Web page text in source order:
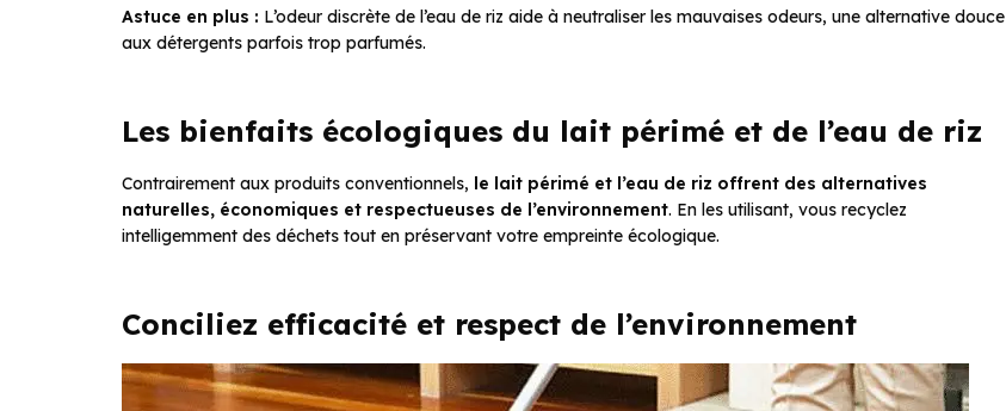
Astuce en plus : L’odeur discrète de l’eau de riz aide à neutraliser les mauvaises odeurs, une alternative douce
aux détergents parfois trop parfumés.
Les bienfaits écologiques du lait périmé et de l’eau de riz
Contrairement aux produits conventionnels, le lait périmé et l’eau de riz offrent des alternatives
naturelles, économiques et respectueuses de l’environnement. En les utilisant, vous recyclez
intelligemment des déchets tout en préservant votre empreinte écologique.
Conciliez efficacité et respect de l’environnement